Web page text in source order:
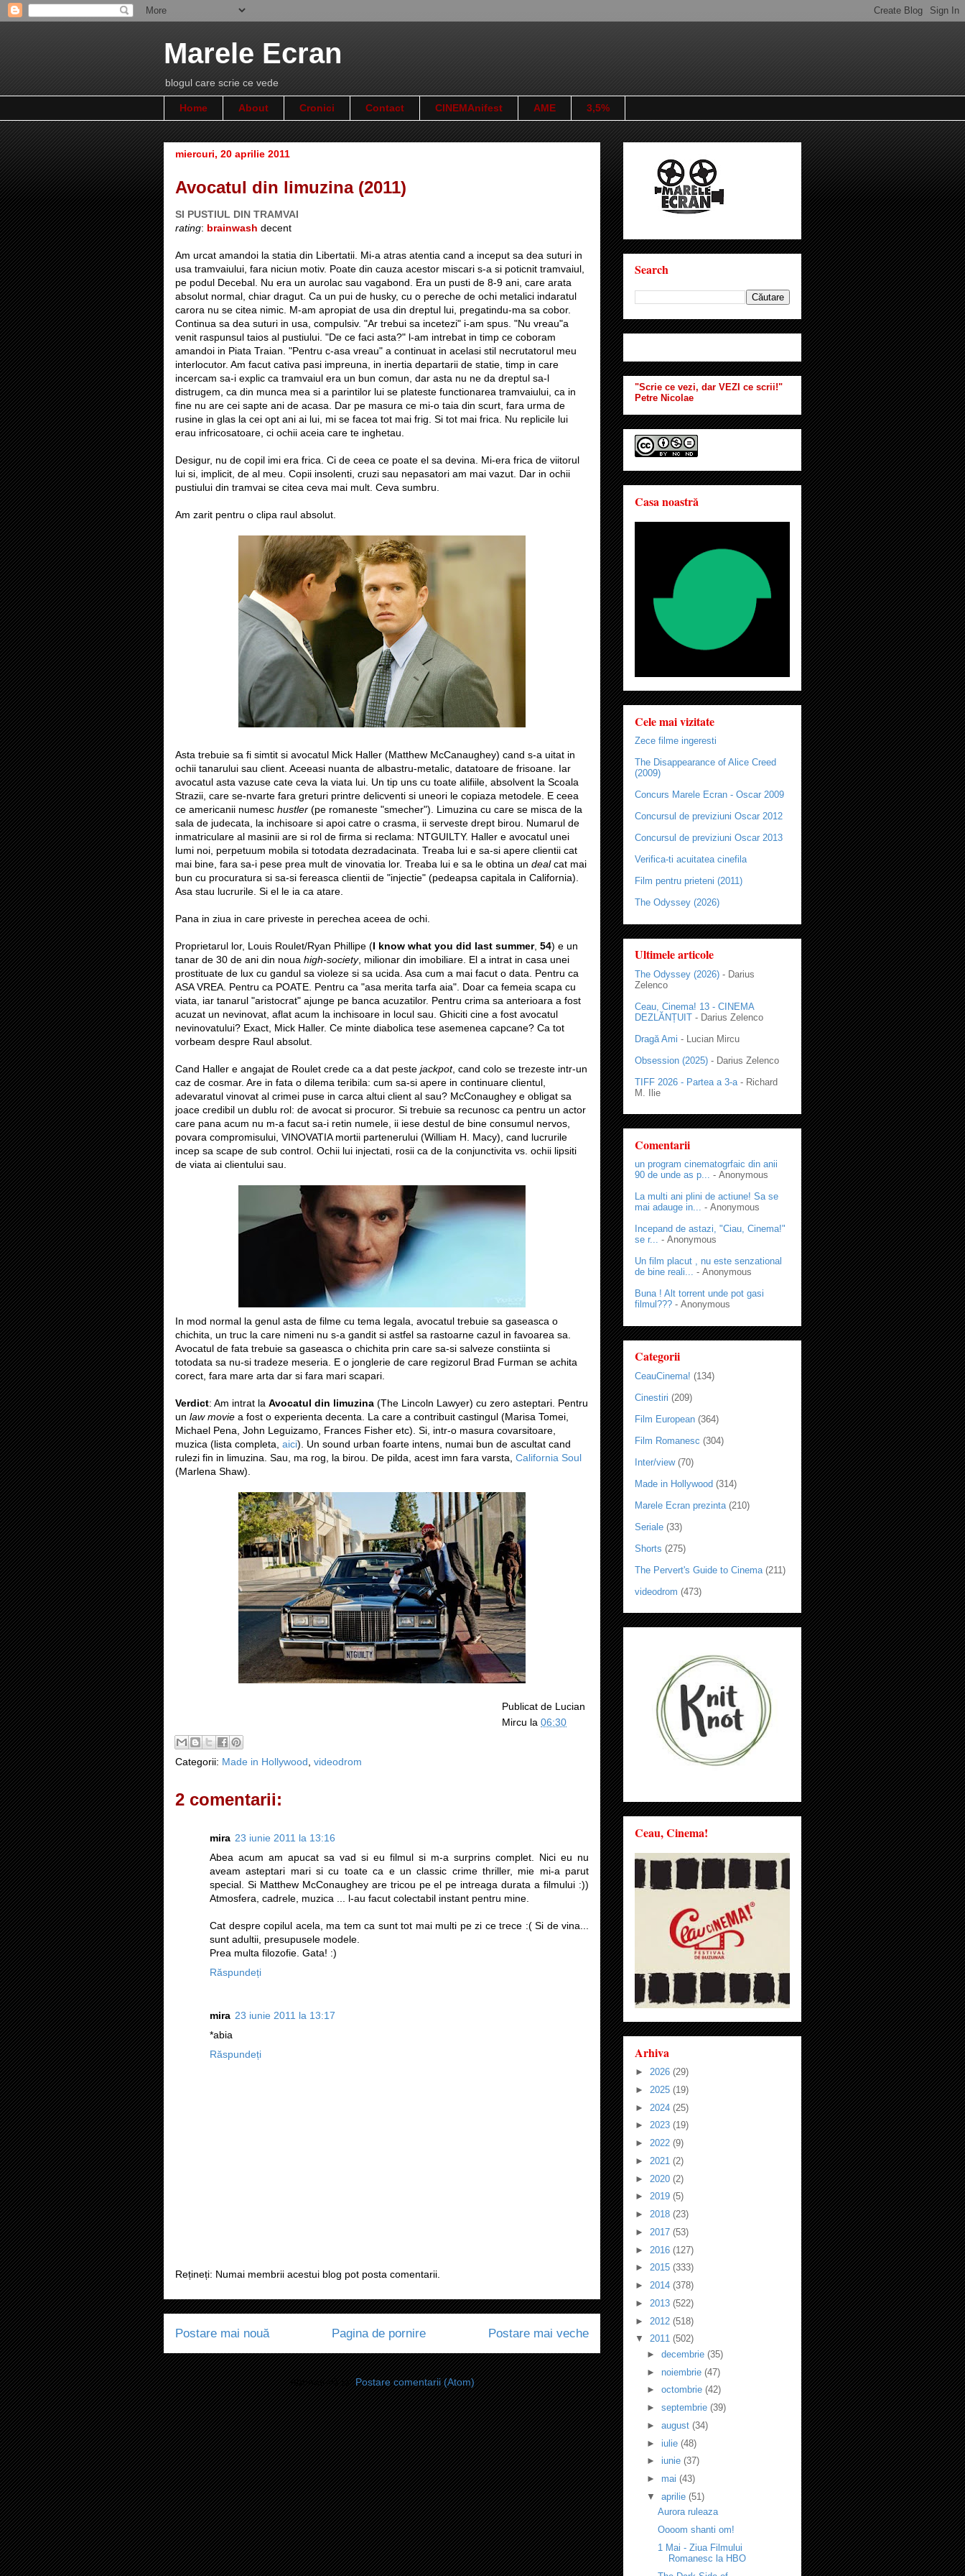
Marele Ecran
blogul care scrie ce vede
Home About Cronici Contact CINEMAnifest AME 3,5%
miercuri, 20 aprilie 2011
Avocatul din limuzina (2011)
SI PUSTIUL DIN TRAMVAI
rating: brainwash decent
Am urcat amandoi la statia din Libertatii. Mi-a atras atentia cand a inceput sa dea suturi in
usa tramvaiului, fara niciun motiv. Poate din cauza acestor miscari s-a si poticnit tramvaiul,
pe podul Decebal. Nu era un aurolac sau vagabond. Era un pusti de 8-9 ani, care arata
absolut normal, chiar dragut. Ca un pui de husky, cu o pereche de ochi metalici indaratul
carora nu se citea nimic. M-am apropiat de usa din dreptul lui, pregatindu-ma sa cobor.
Continua sa dea suturi in usa, compulsiv. "Ar trebui sa incetezi" i-am spus. "Nu vreau"a
venit raspunsul taios al pustiului. "De ce faci asta?" l-am intrebat in timp ce coboram
amandoi in Piata Traian. "Pentru c-asa vreau" a continuat in acelasi stil necrutatorul meu
interlocutor. Am facut cativa pasi impreuna, in inertia departarii de statie, timp in care
incercam sa-i explic ca tramvaiul era un bun comun, dar asta nu ne da dreptul sa-l
distrugem, ca din munca mea si a parintilor lui se plateste functionarea tramvaiului, ca in
fine nu are cei sapte ani de acasa. Dar pe masura ce mi-o taia din scurt, fara urma de
rusine in glas la cei opt ani ai lui, mi se facea tot mai frig. Si tot mai frica. Nu replicile lui
erau infricosatoare, ci ochii aceia care te inghetau.
Desigur, nu de copil imi era frica. Ci de ceea ce poate el sa devina. Mi-era frica de viitorul
lui si, implicit, de al meu. Copii insolenti, cruzi sau nepasatori am mai vazut. Dar in ochii
pustiului din tramvai se citea ceva mai mult. Ceva sumbru.
Am zarit pentru o clipa raul absolut.
Asta trebuie sa fi simtit si avocatul Mick Haller (Matthew McCanaughey) cand s-a uitat in
ochii tanarului sau client. Aceeasi nuanta de albastru-metalic, datatoare de frisoane. Iar
avocatul asta vazuse cate ceva la viata lui. Un tip uns cu toate alifiile, absolvent la Scoala
Strazii, care se-nvarte fara greturi printre delicventi si uneori le copiaza metodele. E ceea
ce americanii numesc hustler (pe romaneste "smecher"). Limuzina cu care se misca de la
sala de judecata, la inchisoare si apoi catre o crasma, ii serveste drept birou. Numarul de
inmatriculare al masinii are si rol de firma si reclama: NTGUILTY. Haller e avocatul unei
lumi noi, perpetuum mobila si totodata dezradacinata. Treaba lui e sa-si apere clientii cat
mai bine, fara sa-i pese prea mult de vinovatia lor. Treaba lui e sa le obtina un dealcat mai
bun cu procuratura si sa-si fereasca clientii de "injectie" (pedeapsa capitala in California).
Asa stau lucrurile. Si el le ia ca atare.
Pana in ziua in care priveste in perechea aceea de ochi.
Proprietarul lor, Louis Roulet/Ryan Phillipe (I know what you did last summer, 54) e un
tanar de 30 de ani din noua high-society, milionar din imobiliare. El a intrat in casa unei
prostituate de lux cu gandul sa violeze si sa ucida. Asa cum a mai facut o data. Pentru ca
ASA VREA. Pentru ca POATE. Pentru ca "asa merita tarfa aia". Doar ca femeia scapa cu
viata, iar tanarul "aristocrat" ajunge pe banca acuzatilor. Pentru crima sa anterioara a fost
acuzat un nevinovat, aflat acum la inchisoare in locul sau. Ghiciti cine a fost avocatul
nevinovatului? Exact, Mick Haller. Ce minte diabolica tese asemenea capcane? Ca tot
vorbeam despre Raul absolut.
Cand Haller e angajat de Roulet crede ca a dat peste jackpot, cand colo se trezeste intr-un
caz de cosmar. Are in fata o dilema teribila: cum sa-si apere in continuare clientul,
adevaratul vinovat al crimei puse in carca altui client al sau? McConaughey e obligat sa
joace credibil un dublu rol: de avocat si procuror. Si trebuie sa recunosc ca pentru un actor
care pana acum nu m-a facut sa-i retin numele, ii iese destul de bine consumul nervos,
povara compromisului, VINOVATIA mortii partenerului (William H. Macy), cand lucrurile
incep sa scape de sub control. Ochii lui injectati, rosii ca de la conjunctivita vs. ochii lipsiti
de viata ai clientului sau.
In mod normal la genul asta de filme cu tema legala, avocatul trebuie sa gaseasca o
chichita, un truc la care nimeni nu s-a gandit si astfel sa rastoarne cazul in favoarea sa.
Avocatul de fata trebuie sa gaseasca o chichita prin care sa-si salveze constiinta si
totodata sa nu-si tradeze meseria. E o jonglerie de care regizorul Brad Furman se achita
corect, fara mare arta dar si fara mari scapari.
Verdict: Am intrat la Avocatul din limuzina (The Lincoln Lawyer) cu zero asteptari. Pentru
un law movie a fost o experienta decenta. La care a contribuit castingul (Marisa Tomei,
Michael Pena, John Leguizamo, Frances Fisher etc). Si, intr-o masura covarsitoare,
muzica (lista completa, aici). Un sound urban foarte intens, numai bun de ascultat cand
rulezi fin in limuzina. Sau, ma rog, la birou. De pilda, acest imn fara varsta, California Soul
(Marlena Shaw).
Publicat de Lucian
Mircu la 06:30
Categorii: Made in Hollywood videodrom
2 comentarii:
mira 23 iunie 2011 la 13:16
Abea acum am apucat sa vad si eu filmul si m-a surprins complet. Nici eu nu
aveam asteptari mari si cu toate ca e un classic crime thriller, mie mi-a parut
special. Si Matthew McConaughey are tricou pe el pe intreaga durata a filmului :))
Atmosfera, cadrele, muzica ... l-au facut colectabil instant pentru mine.
Cat despre copilul acela, ma tem ca sunt tot mai multi pe zi ce trece :( Si de vina...
sunt adultii, presupusele modele.
Prea multa filozofie. Gata! :)
Răspundeți
mira 23 iunie 2011 la 13:17
*abia
Răspundeți
Rețineți: Numai membrii acestui blog pot posta comentarii.
Postare mai nouă Postare mai veche
Pagina de pornire
Abonați-vă la:Postare comentarii (Atom)
Search
"Scrie ce vezi, dar VEZI ce scrii!"
Petre Nicolae
Casa noastră
Cele mai vizitate
Zece filme ingeresti
The Disappearance of Alice Creed
(2009)
Concurs Marele Ecran - Oscar 2009
Concursul de previziuni Oscar 2012
Concursul de previziuni Oscar 2013
Verifica-ti acuitatea cinefila
Film pentru prieteni (2011)
The Odyssey (2026)
Ultimele articole
The Odyssey (2026) - Darius
Zelenco
Ceau, Cinema! 13 - CINEMA
DEZLĂNȚUIT - Darius Zelenco
Dragă Ami - Lucian Mircu
Obsession (2025) - Darius Zelenco
TIFF 2026 - Partea a 3-a - Richard
M. Ilie
Comentarii
un program cinematogrfaic din anii
90 de unde as p... - Anonymous
La multi ani plini de actiune! Sa se
mai adauge in... - Anonymous
Incepand de astazi, "Ciau, Cinema!"
se r... - Anonymous
Un film placut , nu este senzational
de bine reali... - Anonymous
Buna ! Alt torrent unde pot gasi
filmul??? - Anonymous
Categorii
CeauCinema! (134)
Cinestiri (209)
Film European (364)
Film Romanesc (304)
Inter/view (70)
Made in Hollywood (314)
Marele Ecran prezinta (210)
Seriale (33)
Shorts (275)
The Pervert's Guide to Cinema (211)
videodrom (473)
Ceau, Cinema!
Arhiva
► 2026 (29)
► 2025 (19)
► 2024 (25)
► 2023 (19)
► 2022 (9)
► 2021 (2)
► 2020 (2)
► 2019 (5)
► 2018 (23)
► 2017 (53)
► 2016 (127)
► 2015 (333)
► 2014 (378)
► 2013 (522)
► 2012 (518)
▼ 2011 (502)
► decembrie (35)
► noiembrie (47)
► octombrie (42)
► septembrie (39)
► august (34)
► iulie (48)
► iunie (37)
► mai (43)
▼ aprilie (51)
Aurora ruleaza
Oooom shanti om!
1 Mai - Ziua Filmului
Romanesc la HBO